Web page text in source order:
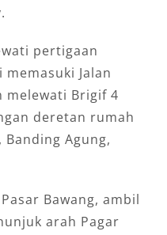
pertigaan
Jalan
melewati Brigif 4
deretan rumah
Agung,
Bawang, ambil
arah Pagar